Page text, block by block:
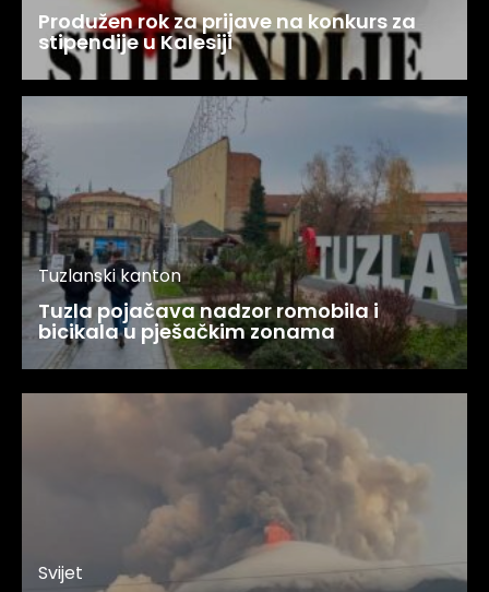
Produžen rok za prijave na konkurs za
stipendije u Kalesiji
Tuzlanski kanton
Tuzla pojačava nadzor romobila i
bicikala u pješačkim zonama
Svijet